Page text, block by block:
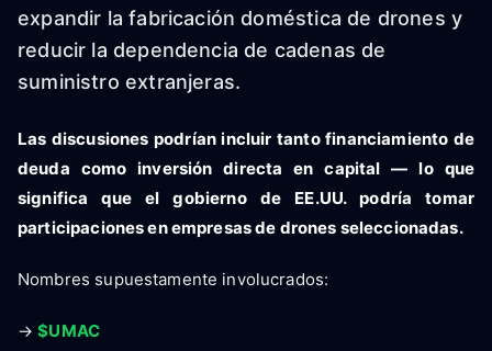
expandir la fabricación doméstica de drones y
reducir la dependencia de cadenas de
suministro extranjeras.
Las discusiones podrían incluir tanto financiamiento de
deuda como inversión directa en capital — lo que
significa que el gobierno de EE.UU. podría tomar
participaciones en empresas de drones seleccionadas.
Nombres supuestamente involucrados:
→$UMAC